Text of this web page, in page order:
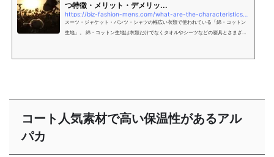
つ特徴・メリット・デメリッ...
スーツ・ジャケット・パンツ・シャツの幅広い衣類で使われている「綿・コットン
生地」。 綿・コットン生地は衣類だけでなくタオルやシーツなどの寝具とさまざま
コート人気素材で高い保温性があるアル
パカ